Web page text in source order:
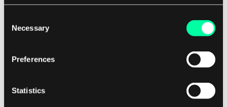
Selection
Necessary
Preferences
Statistics
med å synkronisere tilgang til delte ressurser i
flertrådede miljøer, skiller de seg i funksjonalitet
og bruksområder.
Semaforer er mer fleksible og kan håndtere flere
mens mutexer gir eksklusiv tilgang til en delt